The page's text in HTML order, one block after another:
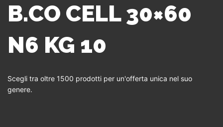
B.CO CELL 30×60
N6 KG 10
Scegli tra oltre 1500 prodotti per un'offerta unica nel suo
genere.